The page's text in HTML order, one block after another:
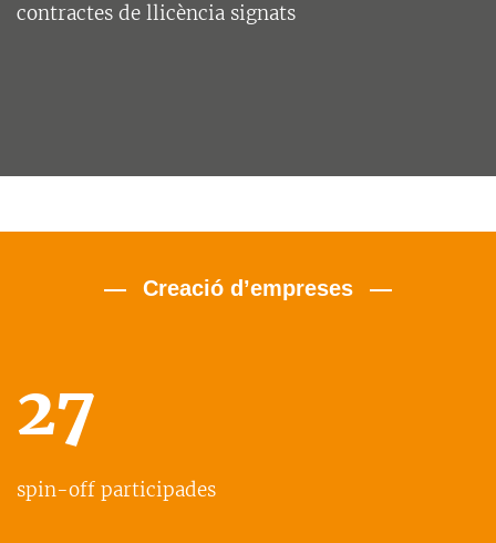
contractes de llicència signats
Creació d’empreses
27
spin-off participades